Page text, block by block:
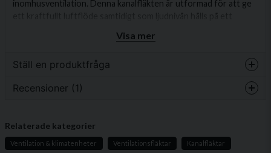
inomhusventilation. Denna kanalfläkten är utformad för att ge
Material : Galvaniserat stål
Fläkttyp : Axialfläkt
Isoleringsklass
Visa mer
Ställ en produktfråga
question
Recensioner (1)
Anders Benny
Relaterade kategorier
Ventilation & klimatenheter Ventilationsfläktar Kanalfläktar